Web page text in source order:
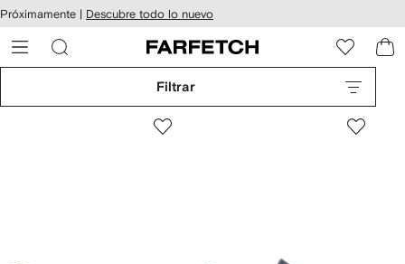
al
Próximamente | Descubre todo lo nuevo
Filtrar